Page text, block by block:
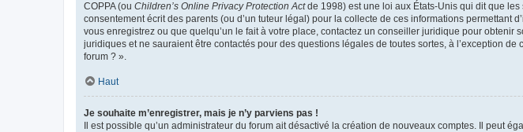
COPPA (ou Children’s Online Privacy Protection Actde 1998) est une loi aux États-Unis qui dit que
consentement écrit des parents (ou d’un tuteur légal) pour la collecte de ces informations permettant
vous enregistrez ou que quelqu’un le fait à votre place, contactez un conseiller juridique pour
juridiques et ne sauraient être contactés pour des questions légales de toutes sortes, à l’exception
forum ? ».
Haut
Je souhaite m’enregistrer, mais je n’y parviens pas !
Il est possible qu’un administrateur du forum ait désactivé la création de nouveaux comptes. Il peut